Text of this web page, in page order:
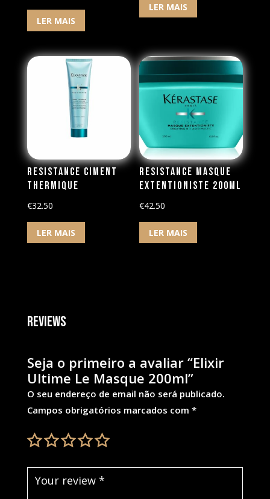
LER MAIS
LER MAIS
Resistance Ciment
Thermique
€32.50
LER MAIS
Resistance Masque
Extentioniste 200ml
€42.50
LER MAIS
Reviews
Seja o primeiro a avaliar “Elixir
Ultime Le Masque 200ml”
O seu endereço de email não será publicado.
Campos obrigatórios marcados com *